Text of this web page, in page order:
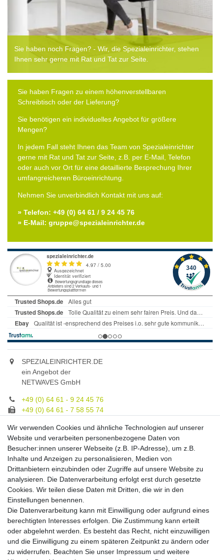
Sie haben noch Fragen? - Wir, die Spezialeinrichter, stehen
Ihnen sehr gerne mit Rat und Tat zur Seite.
Sie haben Fragen zu einem höhenverstellbaren
Schreibtisch oder der Lieferung?
Sie benötigen ein individuelles Angebot für größere
Mengen?
In jedem Fall steht Ihnen das Team von Spezialeinrichter
gerne mit Rat und Tat zur Seite, z.B. per E-Mail, Telefon
oder auch vor Ort für eine detaillierte Besprechung Ihrer
umfangreicheren Büroeinrichtung.
Nehmen Sie unverbindlich Kontakt mit uns auf:
» Telefon: +49 (0) 64 61 / 9 24 45 76
» E-Mail: gruppe@spezialeinrichter.de
SPEZIALEINRICHTER.DE
ein Angebot der
NETWAVES GmbH
+49 (0) 64 61 - 9 24 45 76
+49 (0) 64 61 - 7 58 55 74
Unsere Fachberatung:
Montag - Freitag, 9.00 - 21.00
Zahlungsmöglichkeiten
Versandkosten
Versandarten
Auslandsversand, Hochgebirgs- oder
Insellieferung
Wir verwenden Cookies und ähnliche Technologien auf unserer
Website und verarbeiten personenbezogene Daten von
Besucher:innen unserer Webseite (z.B. IP-Adresse), um z.B.
Inhalte und Anzeigen zu personalisieren, Medien von
Drittanbietern einzubinden oder Zugriffe auf unsere Website zu
analysieren. Die Datenverarbeitung erfolgt erst durch gesetzte
Cookies. Wir teilen diese Daten mit Dritten, die wir in den
Einstellungen benennen.
Die Datenverarbeitung kann mit Einwilligung oder aufgrund eines
berechtigten Interesses erfolgen. Die Zustimmung kann erteilt
oder abgelehnt werden. Es besteht das Recht, nicht einzuwilligen
und die Einwilligung zu einem späteren Zeitpunkt zu ändern oder
zu widerrufen. Beachten Sie unser Impressum und weitere